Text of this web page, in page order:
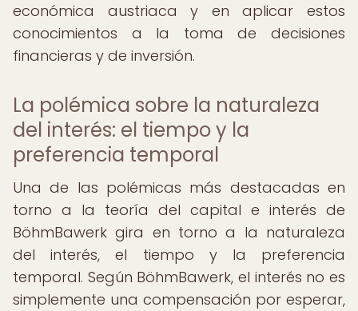
económica austriaca y en aplicar estos
conocimientos a la toma de decisiones
financieras y de inversión.
La polémica sobre la naturaleza
del interés: el tiempo y la
preferencia temporal
Una de las polémicas más destacadas en
torno a la teoría del capital e interés de
BöhmBawerk gira en torno a la naturaleza
del interés, el tiempo y la preferencia
temporal. Según BöhmBawerk, el interés no es
simplemente una compensación por esperar,